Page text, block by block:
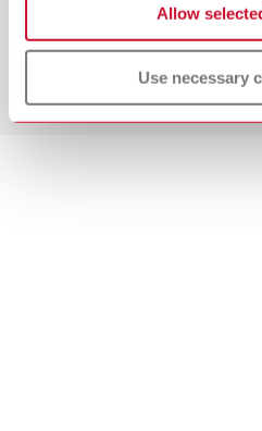
Allow
Use necessary
interessanti benefici accessori